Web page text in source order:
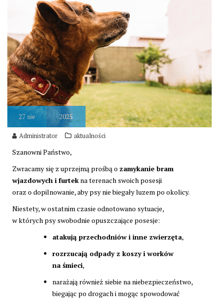
27 sie 2025
Administrator aktualności
Szanowni Państwo,
Zwracamy się z uprzejmą prośbą o zamykanie bram
wjazdowych i furtek na terenach swoich posesji
oraz o dopilnowanie, aby psy nie biegały luzem po okolicy.
Niestety, w ostatnim czasie odnotowano sytuacje,
w których psy swobodnie opuszczające posesje:
atakują przechodniów i inne zwierzęta,
rozrzucają odpady z koszy i worków
na śmieci,
narażają również siebie na niebezpieczeństwo,
biegając po drogach i mogąc spowodować